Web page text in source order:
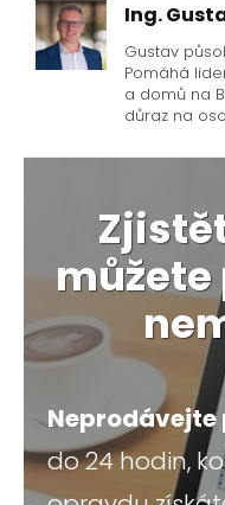
Ing.
Gustav
Pomáhá
a domů na
důraz na
Neprodávejte
do 24 hodin,